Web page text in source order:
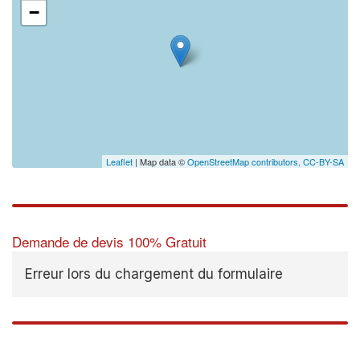
−
Leaflet | Map data ©OpenStreetMap contributors, CC-BY-SA
Demande de devis 100% Gratuit
Erreur lors du chargement du formulaire